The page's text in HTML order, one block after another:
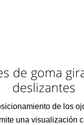
de goma
deslizantes
de los
una visualización